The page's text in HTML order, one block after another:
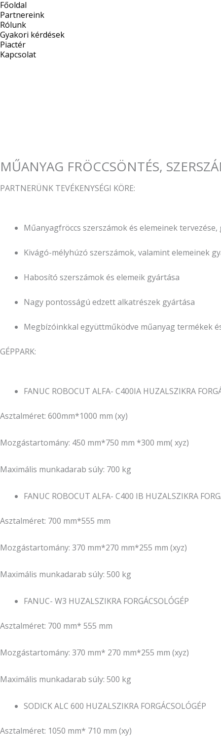
Skip
to
content
Főoldal
Partnereink
Rólunk
Gyakori kérdések
Piactér
Kapcsolat
MŰANYAG FRÖCCSÖNTÉS,
PARTNERÜNK TEVÉKENYSÉGI KÖRE:
Műanyagfröccs szerszámok és elemeinek tervezése,
Kivágó-mélyhúzó szerszámok, valamint elemeinek
Habosító szerszámok és elemeik gyártása
Nagy pontosságú edzett alkatrészek gyártása
Megbízóinkkal együttműködve műanyag termékek
GÉPPARK:
FANUC ROBOCUT ALFA- C400IA HUZALSZIKRA
Asztalméret: 600mm*1000 mm (xy)
Mozgástartomány: 450 mm*750 mm *300 mm( xyz)
Maximális munkadarab súly: 700 kg
FANUC ROBOCUT ALFA- C400 IB HUZALSZIKRA
Asztalméret: 700 mm*555 mm
Mozgástartomány: 370 mm*270 mm*255 mm (xyz)
Maximális munkadarab súly: 500 kg
FANUC- W3 HUZALSZIKRA FORGÁCSOLÓGÉP
Asztalméret: 700 mm* 555 mm
Mozgástartomány: 370 mm* 270 mm*255 mm (xyz)
Maximális munkadarab súly: 500 kg
SODICK ALC 600 HUZALSZIKRA FORGÁCSOLÓGÉP
Asztalméret: 1050 mm* 710 mm (xy)